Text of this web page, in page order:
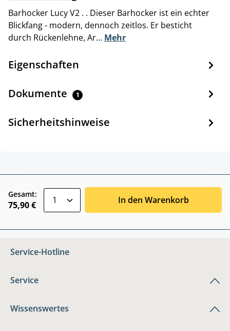
Barhocker Lucy V2 . . Dieser Barhocker ist ein echter
Blickfang - modern, dennoch zeitlos. Er besticht
durch Rückenlehne, Ar… Mehr
Eigenschaften
Dokumente 1
Sicherheitshinweise
Gesamt:
75,90 € In den Warenkorb
Service-Hotline
Service
Wissenswertes